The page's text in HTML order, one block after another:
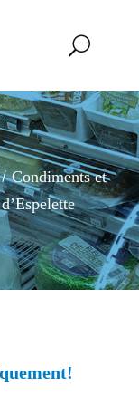
Condiments et